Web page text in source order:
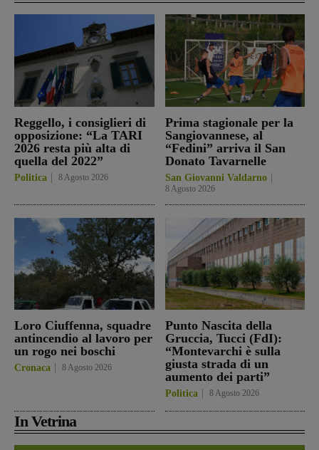
Reggello, i consiglieri di
opposizione: “La TARI
2026 resta più alta di
quella del 2022”
Politica 8 Agosto 2026
Prima stagionale per la
Sangiovannese, al
“Fedini” arriva il San
Donato Tavarnelle
San Giovanni Valdarno
8 Agosto 2026
Loro Ciuffenna, squadre
antincendio al lavoro per
un rogo nei boschi
Cronaca 8 Agosto 2026
Punto Nascita della
Gruccia, Tucci (FdI):
“Montevarchi è sulla
giusta strada di un
aumento dei parti”
Politica 8 Agosto 2026
In Vetrina